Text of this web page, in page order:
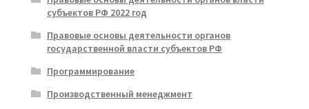
субъектов РФ 2022 год
Правовые основы деятельности органов
государственной власти субъектов РФ
Программирование
Производственный менеджмент